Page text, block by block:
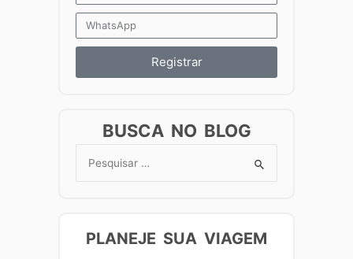
Registrar
BUSCA NO BLOG
Search
PLANEJE SUA VIAGEM